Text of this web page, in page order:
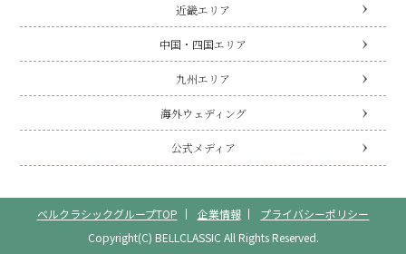
近畿エリア
中国・四国エリア
九州エリア
海外ウェディング
公式メディア
ベルクラシックグループTOP 企業情報
プライバシーポリシー
Copyright(C) BELLCLASSIC All Rights Reserved.